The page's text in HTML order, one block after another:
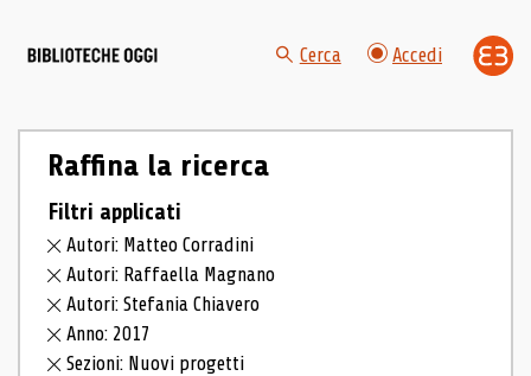
Cerca Accedi
Raffina la ricerca
Filtri applicati
Autori: Matteo Corradini
Autori: Raffaella Magnano
Autori: Stefania Chiavero
Anno: 2017
Sezioni: Nuovi progetti